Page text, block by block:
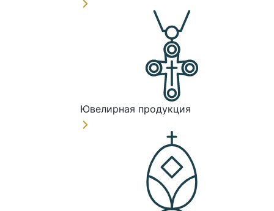
Ювелирная продукция